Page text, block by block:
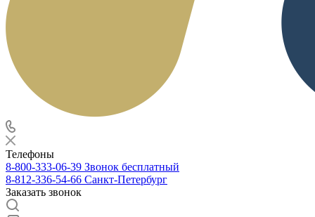
Телефоны
8-800-333-06-39 Звонок бесплатный
8-812-336-54-66 Санкт-Петербург
Заказать звонок